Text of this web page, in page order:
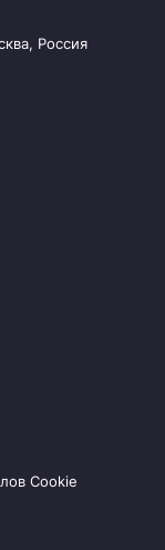
Россия
Cookie